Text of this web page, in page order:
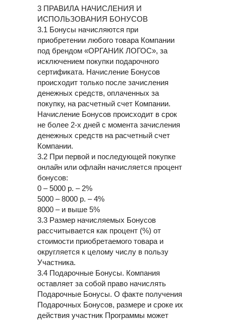
3 ПРАВИЛА НАЧИСЛЕНИЯ И
ИСПОЛЬЗОВАНИЯ БОНУСОВ
3.1 Бонусы начисляются при
приобретении любого товара Компании
под брендом «ОРГАНИК ЛОГОС», за
исключением покупки подарочного
сертификата. Начисление Бонусов
происходит только после зачисления
денежных средств, оплаченных за
покупку, на расчетный счет Компании.
Начисление Бонусов происходит в срок
не более 2-х дней с момента зачисления
денежных средств на расчетный счет
Компании.
3.2 При первой и последующей покупке
онлайн или офлайн начисляется процент
бонусов:
0 – 5000 р. – 2%
5000 – 8000 р. – 4%
8000 – и выше 5%
3.3 Размер начисляемых Бонусов
рассчитывается как процент (%) от
стоимости приобретаемого товара и
округляется к целому числу в пользу
Участника.
3.4 Подарочные Бонусы. Компания
оставляет за собой право начислять
Подарочные Бонусы. О факте получения
Подарочных Бонусов, размере и сроке их
действия участник Программы может